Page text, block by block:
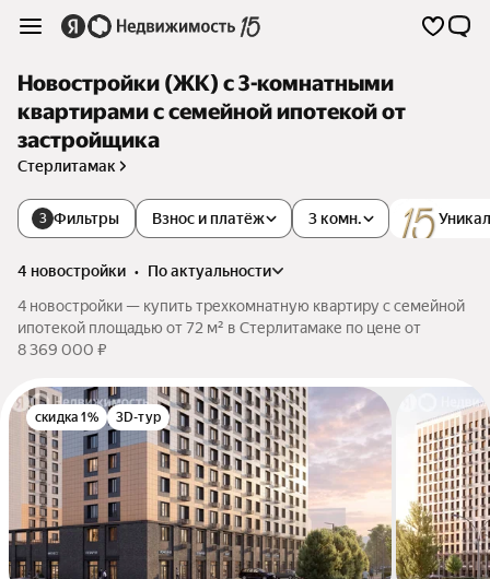
Новостройки (ЖК) с 3-комнатными
квартирами с семейной ипотекой от
застройщика
Стерлитамак
3 Фильтры Взнос и платёж 3 комн.
4 новостройки •
по актуальности
4 новостройки — купить трехкомнатную квартиру с семейной
ипотекой площадью от 72 м² в Стерлитамаке по цене от
8 369 000 ₽
скидка 1% 3D-тур